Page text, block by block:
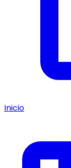
Inicio